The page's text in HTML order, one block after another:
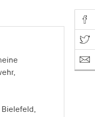
Share
Share on